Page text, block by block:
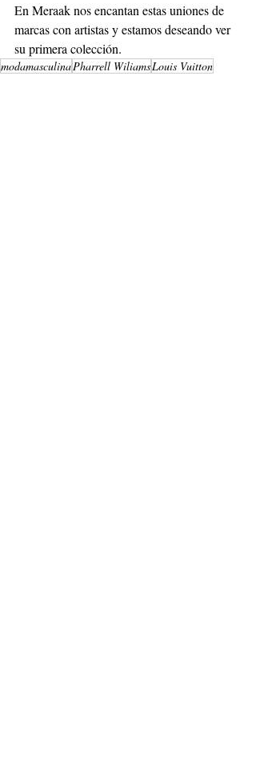
En Meraak nos encantan estas uniones de
marcas con artistas y estamos deseando ver
su primera colección.
modamasculinaPharrell WiliamsLouis Vuitton